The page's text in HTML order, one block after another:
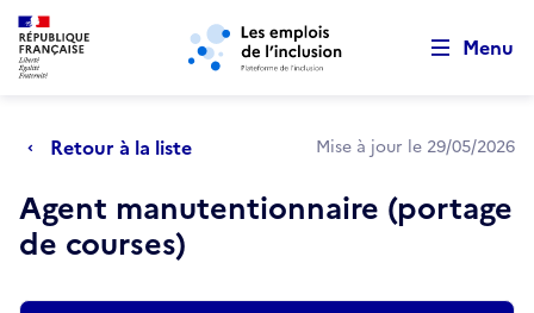
Aller au menu principal Aller au contenu principal
Menu
Retour à la liste Mise à jour le 29/05/2026
Agent manutentionnaire (portage
de courses)
Retour au début de la page
Panneau de gestion des cookies